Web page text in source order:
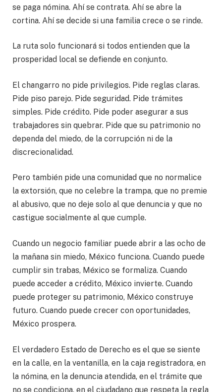
se paga nómina. Ahí se contrata. Ahí se abre la
cortina. Ahí se decide si una familia crece o se rinde.
La ruta solo funcionará si todos entienden que la
prosperidad local se defiende en conjunto.
El changarro no pide privilegios. Pide reglas claras.
Pide piso parejo. Pide seguridad. Pide trámites
simples. Pide crédito. Pide poder asegurar a sus
trabajadores sin quebrar. Pide que su patrimonio no
dependa del miedo, de la corrupción ni de la
discrecionalidad.
Pero también pide una comunidad que no normalice
la extorsión, que no celebre la trampa, que no premie
al abusivo, que no deje solo al que denuncia y que no
castigue socialmente al que cumple.
Cuando un negocio familiar puede abrir a las ocho de
la mañana sin miedo, México funciona. Cuando puede
cumplir sin trabas, México se formaliza. Cuando
puede acceder a crédito, México invierte. Cuando
puede proteger su patrimonio, México construye
futuro. Cuando puede crecer con oportunidades,
México prospera.
El verdadero Estado de Derecho es el que se siente
en la calle, en la ventanilla, en la caja registradora, en
la nómina, en la denuncia atendida, en el trámite que
no se condiciona, en el ciudadano que respeta la regla